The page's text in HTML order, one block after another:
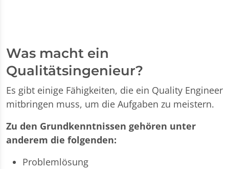
Was macht ein
Qualitätsingenieur?
Es gibt einige Fähigkeiten, die ein Quality Engineer
mitbringen muss, um die Aufgaben zu meistern.
Zu den Grundkenntnissen gehören unter
anderem die folgenden:
Problemlösung